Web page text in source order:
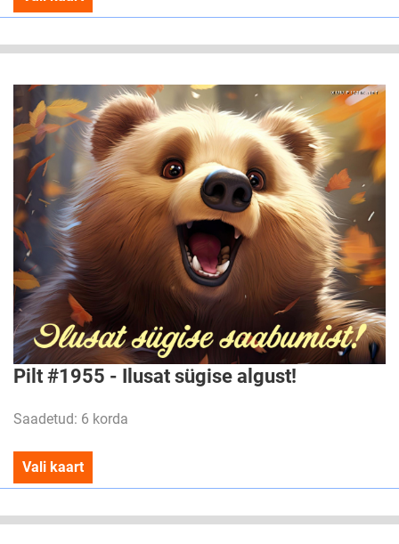
Pilt #1955 - Ilusat sügise algust!
Saadetud: 6 korda
Vali kaart